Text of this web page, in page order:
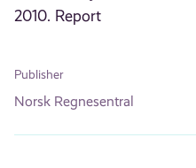
2010. Report
Publisher
Norsk Regnesentral